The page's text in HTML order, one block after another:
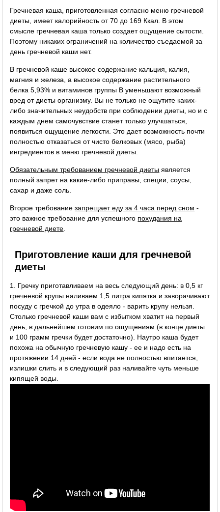
Гречневая каша, приготовленная согласно меню гречневой
диеты, имеет калорийность от 70 до 169 Ккал. В этом
смысле гречневая каша только создает ощущение сытости.
Поэтому никаких ограничений на количество съедаемой за
день гречневой каши нет.
В гречневой каше высокое содержание кальция, калия,
магния и железа, а высокое содержание растительного
белка 5,93% и витаминов группы B уменьшают возможный
вред от диеты организму. Вы не только не ощутите каких-
либо значительных неудобств при соблюдении диеты, но и с
каждым днем самочувствие станет только улучшаться,
появиться ощущение легкости. Это дает возможность почти
полностью отказаться от чисто белковых (мясо, рыба)
ингредиентов в меню гречневой диеты.
Обязательным требованием гречневой диеты является
полный запрет на какие-либо приправы, специи, соусы,
сахар и даже соль.
Второе требованиезапрещает еду за 4 часа перед сном -
это важное требование для успешного похудания на
гречневой диете
Приготовление каши для гречневой
диеты
1. Гречку приготавливаем на весь следующий день: в 0,5 кг
гречневой крупы наливаем 1,5 литра кипятка и заворачивают
посуду с гречкой до утра в одеяло - варить крупу нельзя.
Столько гречневой каши вам с избытком хватит на первый
день, в дальнейшем готовим по ощущениям (в конце диеты
и 100 грамм гречки будет достаточно). Наутро каша будет
похожа на обычную гречневую кашу - ее и надо есть на
протяжении 14 дней - если вода не полностью впитается,
излишки слить и в следующий раз наливайте чуть меньше
кипящей воды.